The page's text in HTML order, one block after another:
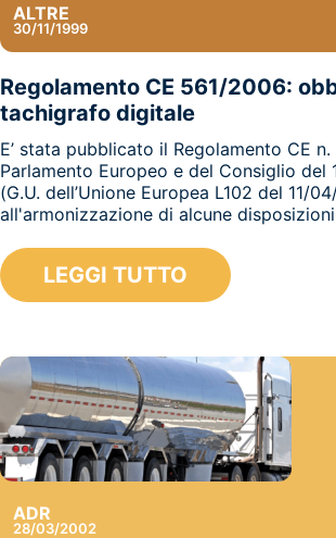
ALTRE
30/11/1999
Regolamento CE 561/2006:
tachigrafo digitale
E’ stata pubblicato il Regolamento CE
Parlamento Europeo e del Consiglio del
(G.U. dell’Unione Europea L102 del 11/
all'armonizzazione di alcune disposizioni
LEGGI TUTTO
ADR
28/03/2002